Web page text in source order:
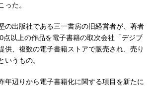
った。
の出版社である三一書房の旧経営者が、著者
点以上の作品を電子書籍の取次会社「デジブ
供、複数の電子書籍ストアで販売され、売り
いうもの。
年辺りから電子書籍化に関する項目を新たに